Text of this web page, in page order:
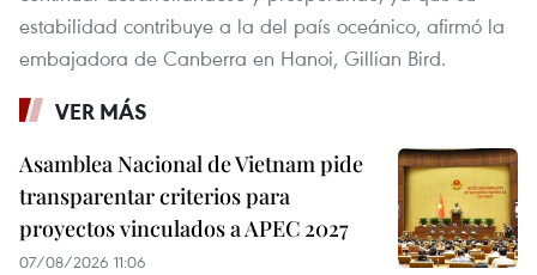
estabilidad contribuye a la del país oceánico, afirmó la
embajadora de Canberra en Hanoi, Gillian Bird.
VER MÁS
Asamblea Nacional de Vietnam pide
transparentar criterios para
proyectos vinculados a APEC 2027
07/08/2026 11:06